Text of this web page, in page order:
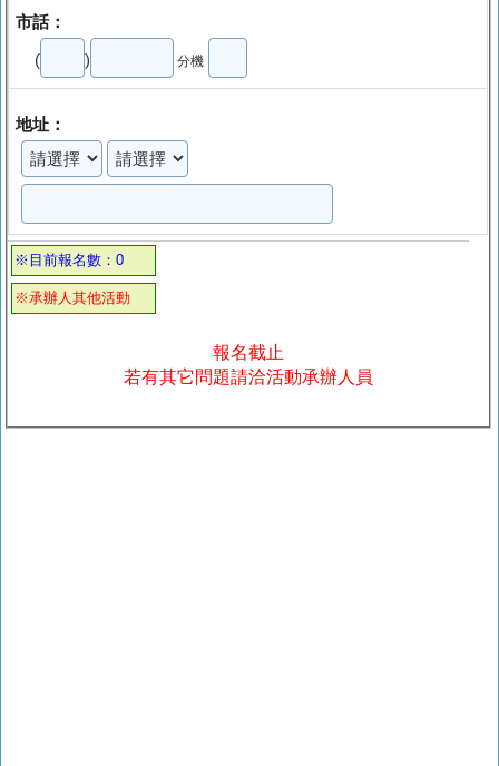
市話：
( ) 分機
地址：
※目前報名數：0
※承辦人其他活動
報名截止
若有其它問題請洽活動承辦人員